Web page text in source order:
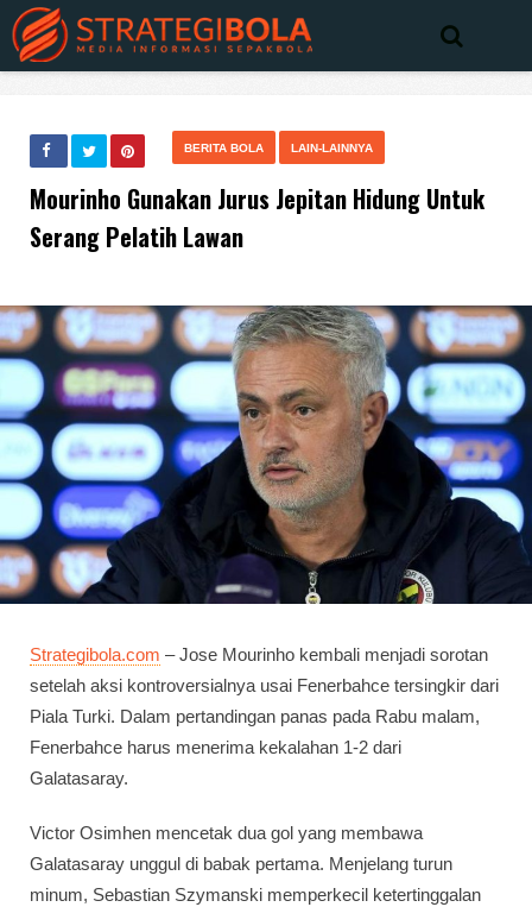
BERITA BOLA LAIN-LAINNYA
Mourinho Gunakan Jurus Jepitan Hidung Untuk
Serang Pelatih Lawan
Strategibola.com – Jose Mourinho kembali menjadi sorotan
setelah aksi kontroversialnya usai Fenerbahce tersingkir dari
Piala Turki. Dalam pertandingan panas pada Rabu malam,
Fenerbahce harus menerima kekalahan 1-2 dari
Galatasaray.
Victor Osimhen mencetak dua gol yang membawa
Galatasaray unggul di babak pertama. Menjelang turun
minum, Sebastian Szymanski memperkecil ketertinggalan